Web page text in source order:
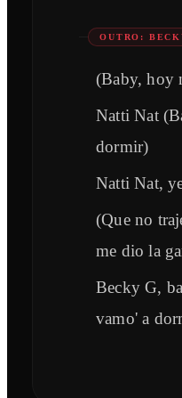
OUTRO:
(Baby, hoy
Natti Nat
dormir)
Natti Nat,
(Que no
me dio la
Becky G,
vamo' a